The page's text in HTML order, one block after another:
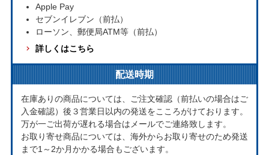
Apple Pay
セブンイレブン（前払）
ローソン、郵便局ATM等（前払）
詳しくはこちら
配送時期
在庫ありの商品については、ご注文確認（前払いの場合はご
入金確認）後３営業日以内の発送をこころがけております。
万が一ご出荷が遅れる場合はメールでご連絡致します。
お取り寄せ商品については、海外からお取り寄せのため発送
まで1～2か月かかる場合もございます。